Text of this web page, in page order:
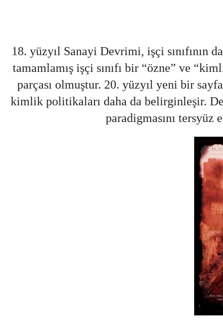
18. yüzyıl Sanayi Devrimi, işçi sınıfının
tamamlamış işçi sınıfı bir “özne” ve
parçası olmuştur. 20. yüzyıl yeni bir
kimlik politikaları daha da belirginleşir.
paradigmasını tersyüz